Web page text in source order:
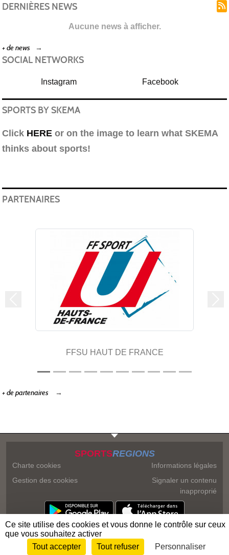
DERNIÈRES NEWS
Aucune news à afficher.
+ de news
SOCIAL NETWORKS
Instagram Facebook
SPORTS BY SKEMA
Click HERE or on the image to learn what SKEMA
thinks about sports!
PARTENAIRES
FFSU HAUT DE FRANCE
+ de partenaires
SPORTSREGIONS
Charte cookies
Gestion des cookies
Informations légales
Signaler un contenu
inapproprié
Envie de participer ? Connexion
Ce site utilise des cookies et vous donne le contrôle sur ceux
que vous souhaitez activer
Tout accepter
Tout refuser Personnaliser